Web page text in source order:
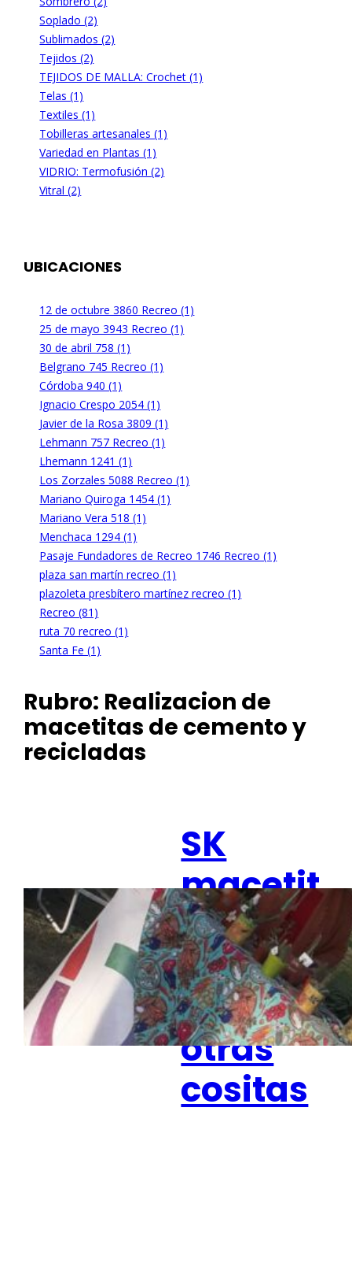
Soplado (2)
Sublimados (2)
Tejidos (2)
TEJIDOS DE MALLA: Crochet (1)
Telas (1)
Textiles (1)
Tobilleras artesanales (1)
Variedad en Plantas (1)
VIDRIO: Termofusión (2)
Vitral (2)
UBICACIONES
12 de octubre 3860 Recreo (1)
25 de mayo 3943 Recreo (1)
30 de abril 758 (1)
Belgrano 745 Recreo (1)
Córdoba 940 (1)
Ignacio Crespo 2054 (1)
Javier de la Rosa 3809 (1)
Lehmann 757 Recreo (1)
Lhemann 1241 (1)
Los Zorzales 5088 Recreo (1)
Mariano Quiroga 1454 (1)
Mariano Vera 518 (1)
Menchaca 1294 (1)
Pasaje Fundadores de Recreo 1746 Recreo (1)
plaza san martín recreo (1)
plazoleta presbítero martínez recreo (1)
Recreo (81)
ruta 70 recreo (1)
Santa Fe (1)
Rubro: Realizacion de
macetitas de cemento y
recicladas
SK
macetit
as de
cement
o y
otras
cositas